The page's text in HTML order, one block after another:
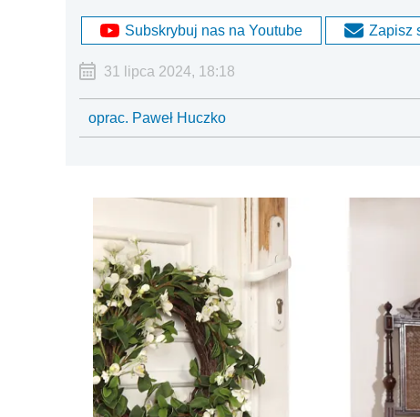
Subskrybuj nas na Youtube Zapisz
31 lipca 2024, 18:18
oprac. Paweł Huczko